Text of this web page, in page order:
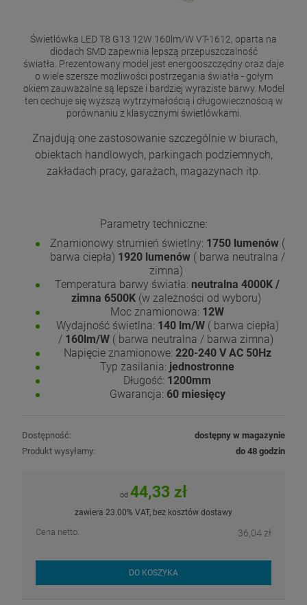
Świetlówka LED T8 G13 12W 160lm/W VT-1612, oparta na
diodach SMD zapewnia lepszą przepuszczalność
światła. Prezentowany model jest energooszczędny oraz daje
o wiele szersze możliwości postrzegania światła - gołym
okiem zauważalne są lepsze i bardziej wyraziste barwy. Model
ten cechuje się wyższą wytrzymałością i długowiecznością w
porównaniu z klasycznymi świetlówkami.
Znajdują one zastosowanie szczególnie w biurach,
obiektach handlowych, parkingach podziemnych,
zakładach pracy, garażach, magazynach itp.
Parametry techniczne:
Znamionowy strumień świetlny: 1750 lumenów(
barwa ciepła) 1920 lumenów ( barwa neutralna /
zimna)
Temperatura barwy światła: neutralna 4000K /
zimna 6500K (w zależności od wyboru)
Moc znamionowa: 12W
Wydajność świetlna: 140 lm/W( barwa ciepła)
/ 160lm/W ( barwa neutralna / barwa zimna)
Napięcie znamionowe: 220-240 V AC 50Hz
Typ zasilania: jednostronne
Długość: 1200mm
Gwarancja: 60 miesięcy
Dostępność:
dostępny w magazynie
Produkt wysyłamy:
do 48 godzin
od 44,33 zł
zawiera 23.00% VAT, bez kosztów dostawy
Cena netto: 36,04 zł
DO KOSZYKA